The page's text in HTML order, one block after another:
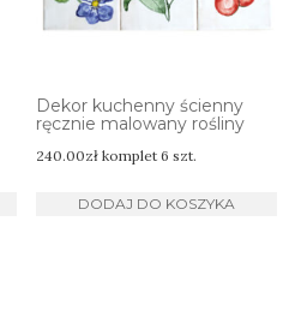
Dekor kuchenny ścienny
ręcznie malowany rośliny
240.00zł komplet 6 szt.
DODAJ DO KOSZYKA